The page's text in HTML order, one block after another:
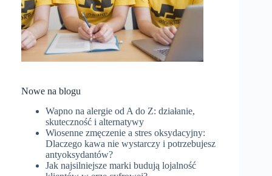
Nowe na blogu
Wapno na alergie od A do Z: działanie,
skuteczność i alternatywy
Wiosenne zmęczenie a stres oksydacyjny:
Dlaczego kawa nie wystarczy i potrzebujesz
antyoksydantów?
Jak najsilniejsze marki budują lojalność